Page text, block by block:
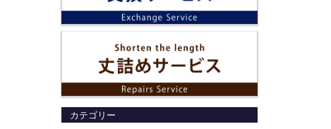
カテゴリー